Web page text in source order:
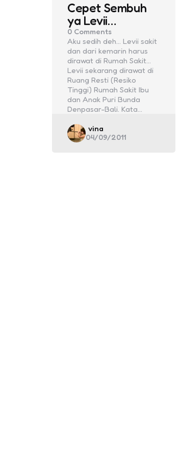
Cepet Sembuh
ya Levii…
0 Comments
Aku sedih deh… Levii sakit
dan dari kemarin harus
dirawat di Rumah Sakit…
Levii sekarang dirawat di
Ruang Resti (Resiko
Tinggi) Rumah Sakit Ibu
dan Anak Puri Bunda
Denpasar-Bali. Kata…
Posted
by
vina
04/09/2011